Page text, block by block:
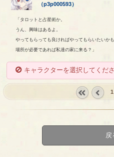
（p3p000593）
「タロットと占星術か。
うん、興味はあるよ。
やってもらっても良ければやってもらいたいかも
場所が必要であれば私達の家に来る？」
キャラクターを選択してくださ
1
戻